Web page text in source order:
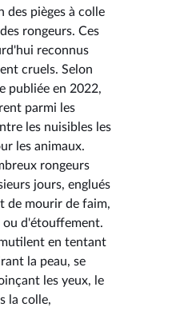
des pièges à colle
rongeurs. Ces
reconnus
cruels. Selon
publiée en 2022,
parmi les
les nuisibles les
les animaux.
rongeurs
jours, englués
de mourir de faim,
ou d'étouffement.
en tentant
la peau, se
les yeux, le
la colle,